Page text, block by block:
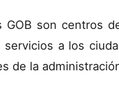
GOB son centros
servicios a los
de la